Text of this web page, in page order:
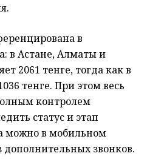
в
в Астане, Алматы и
2061 тенге, тогда как в
тенге. При этом весь
контролем
статус и этап
можно в мобильном
звонков.